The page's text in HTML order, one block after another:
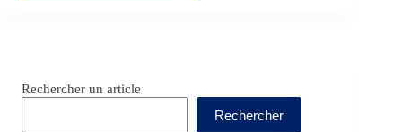
Rechercher un article
Rechercher